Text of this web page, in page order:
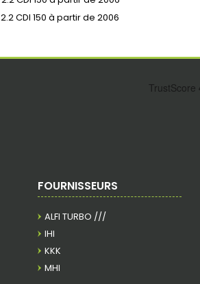
CDI 150 à partir de 2006
FOURNISSEURS
ALFI TURBO ///
IHI
KKK
MHI